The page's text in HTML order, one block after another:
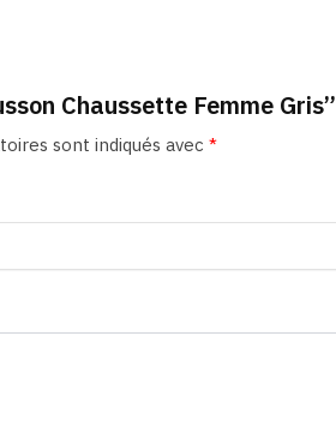
Chaussette Femme Gris”
sont indiqués avec *